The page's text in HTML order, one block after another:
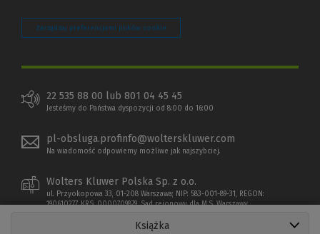
Książka
Zarządzaj preferencjami plików cookie
22 535 88 00 lub 801 04 45 45
Jesteśmy do Państwa dyspozycji od 8:00 do 16:00
pl-obsluga.profinfo@wolterskluwer.com
Na wiadomość odpowiemy możliwe jak najszybciej.
Wolters Kluwer Polska Sp. z o.o.
ul. Przyokopowa 33, 01-208 Warszawa; NIP: 583-001-89-31, REGON:
190610277, KRS: 0000709879, Sąd rejonowy dla M.S. Warszawy